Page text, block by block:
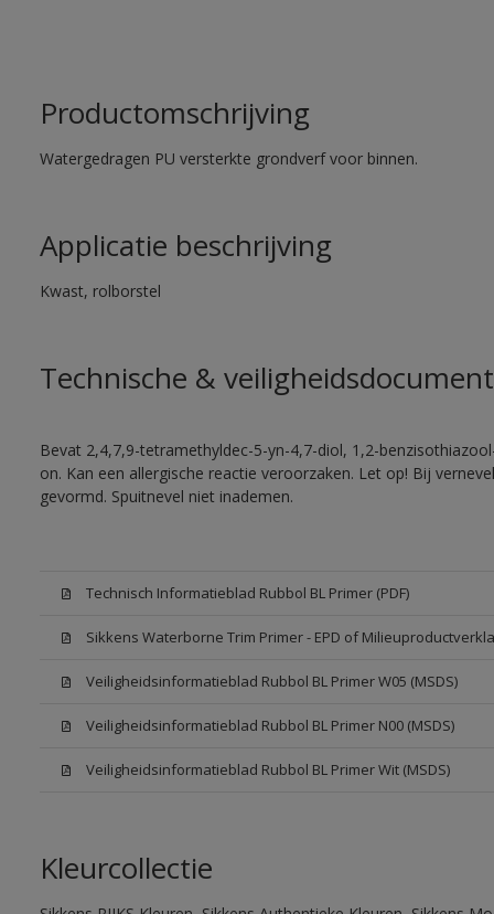
Productomschrijving
Watergedragen PU versterkte grondverf voor binnen.
Applicatie beschrijving
Kwast, rolborstel
Technische &
Bevat 2,4,7,9-tetramethyldec-5-yn-4,7-diol, 1,2-
on. Kan een allergische reactie veroorzaken. Let op! Bij
gevormd. Spuitnevel niet inademen.
Technisch Informatieblad Rubbol BL Primer (PDF)
Sikkens Waterborne Trim Primer - EPD of
Veiligheidsinformatieblad Rubbol BL Primer W05 (MSDS)
Veiligheidsinformatieblad Rubbol BL Primer N00 (MSDS)
Veiligheidsinformatieblad Rubbol BL Primer Wit (MSDS)
Kleurcollectie